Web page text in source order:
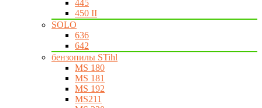
445
450 II
SOLO
636
642
бензопилы STihl
MS 180
MS 181
MS 192
MS211